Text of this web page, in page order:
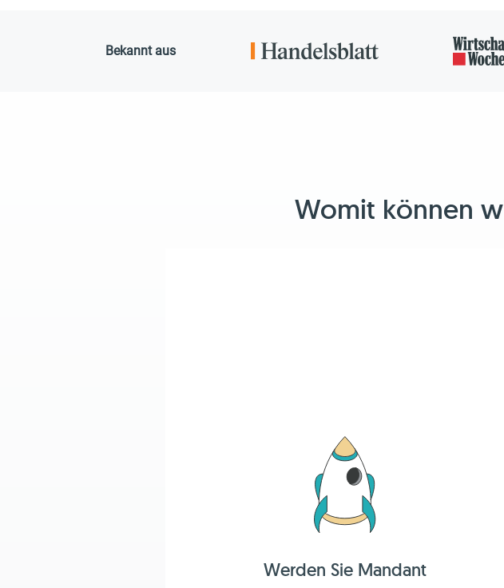
Bekannt aus
Womit können
Werden Sie Mandant